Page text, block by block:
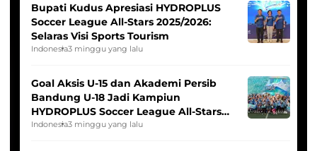
Bupati Kudus Apresiasi HYDROPLUS
Soccer League All-Stars 2025/2026:
Selaras Visi Sports Tourism
Indonesia3 minggu yang lalu
Goal Aksis U-15 dan Akademi Persib
Bandung U-18 Jadi Kampiun
HYDROPLUS Soccer League All-Stars
2025/2026
Indonesia3 minggu yang lalu